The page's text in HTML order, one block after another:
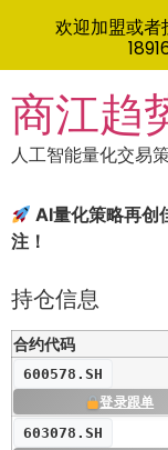
to
content
商江趋
人工智能量化交易
AI量化策略再创
注！
持仓信息
合约代码
600578.SH
登录跟单
603078.SH
欢迎加盟或者